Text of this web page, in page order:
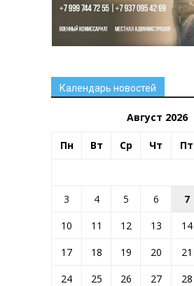
Календарь новостей
Август 2026
Пн Вт Ср Чт Пт
3
4 5 6 7
10
11 12 13 14
17
18 19 20 21
24
25 26 27 28